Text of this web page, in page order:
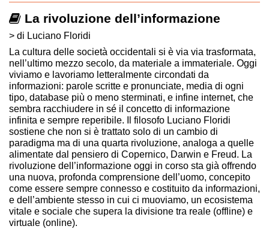
La rivoluzione dell’informazione
> di Luciano Floridi
La cultura delle società occidentali si è via via trasformata,
nell’ultimo mezzo secolo, da materiale a immateriale. Oggi
viviamo e lavoriamo letteralmente circondati da
informazioni: parole scritte e pronunciate, media di ogni
tipo, database più o meno sterminati, e infine internet, che
sembra racchiudere in sé il concetto di informazione
infinita e sempre reperibile. Il filosofo Luciano Floridi
sostiene che non si è trattato solo di un cambio di
paradigma ma di una quarta rivoluzione, analoga a quelle
alimentate dal pensiero di Copernico, Darwin e Freud. La
rivoluzione dell’informazione oggi in corso sta già offrendo
una nuova, profonda comprensione dell’uomo, concepito
come essere sempre connesso e costituito da informazioni,
e dell’ambiente stesso in cui ci muoviamo, un ecosistema
vitale e sociale che supera la divisione tra reale (offline) e
virtuale (online).